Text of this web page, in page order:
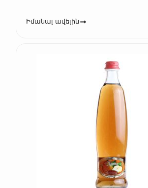
Իմանալ ավելին